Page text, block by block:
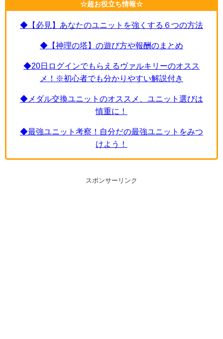
☆超お役立ち情報☆
◆【必見】あなたのユニットを強くする６つの方法
◆【神理の塔】の遊び方や報酬のまとめ
◆20日ログインでもらえるヴァルキリーのオスス
メ！※初心者でも分かりやすい解説付き
◆メダル交換ユニットのオススメ、ユニット選びは
慎重に！
◆最強ユニット考察！自分だの最強ユニットをみつ
けよう！
スポンサーリンク